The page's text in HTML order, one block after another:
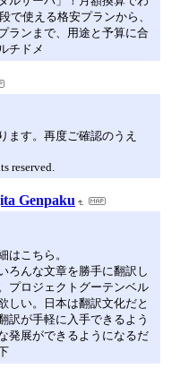
で使える格安プランから、
ランまで、用途と予算に合
チドメ
ます。再度ご確認のうえ
reserved.
Genpaku
はこちら。
ろんな文章を勝手に翻訳し
プロジェクトグーテンベル
しい。日本は翻訳文化だと
訳が手軽に入手できるよう
発展ができるようになるだ